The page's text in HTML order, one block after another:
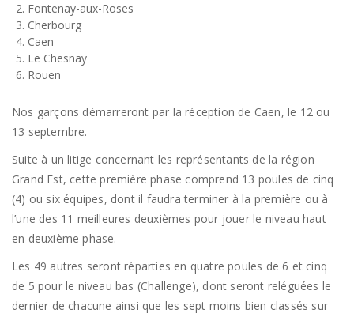
Fontenay-aux-Roses
Cherbourg
Caen
Le Chesnay
Rouen
Nos garçons démarreront par la réception de Caen, le 12 ou
13 septembre.
Suite à un litige concernant les représentants de la région
Grand Est, cette première phase comprend 13 poules de cinq
(4) ou six équipes, dont il faudra terminer à la première ou à
l’une des 11 meilleures deuxièmes pour jouer le niveau haut
en deuxième phase.
Les 49 autres seront réparties en quatre poules de 6 et cinq
de 5 pour le niveau bas (Challenge), dont seront reléguées le
dernier de chacune ainsi que les sept moins bien classés sur